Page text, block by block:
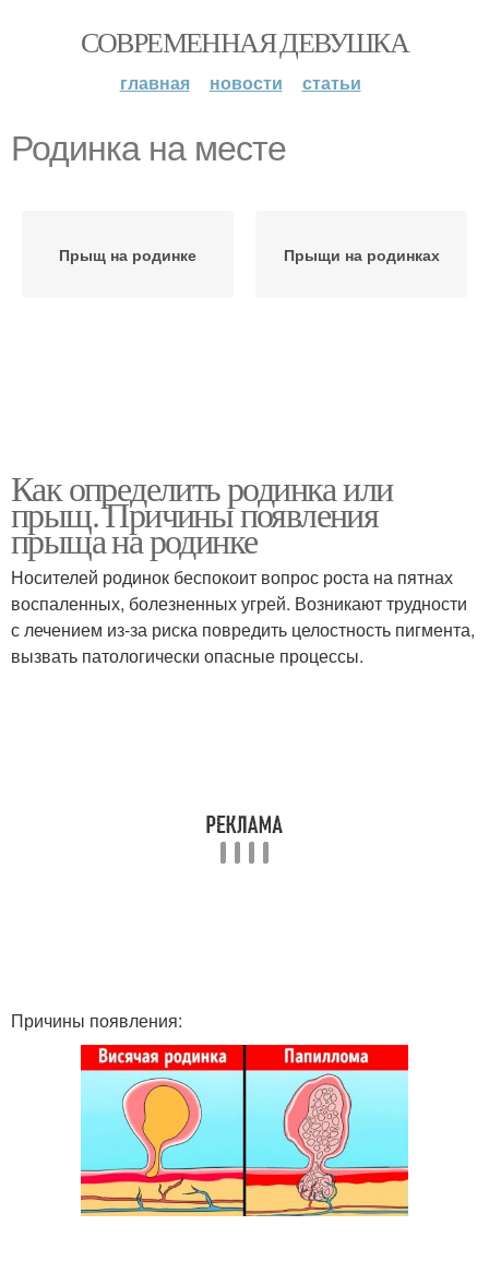
СОВРЕМЕННАЯ ДЕВУШКА
главная новости статьи
Родинка на месте
Прыщ на родинке Прыщи на родинках
Как определить родинка или
прыщ. Причины появления
прыща на родинке
Носителей родинок беспокоит вопрос роста на пятнах
воспаленных, болезненных угрей. Возникают трудности
с лечением из-за риска повредить целостность пигмента,
вызвать патологически опасные процессы.
Причины появления: